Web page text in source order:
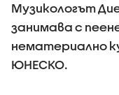
Музикологът
занимава с
нематериално
ЮНЕСКО.